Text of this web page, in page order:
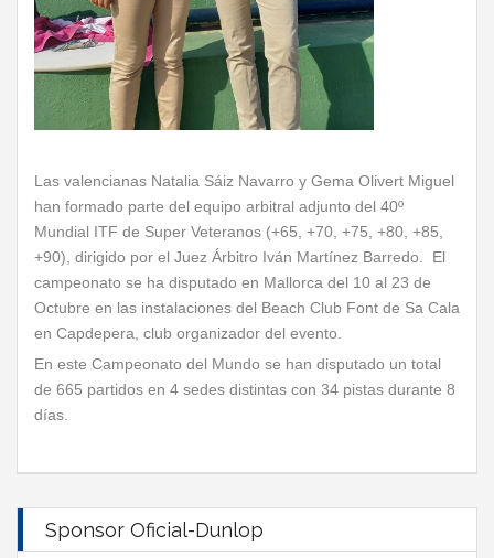
Las valencianas Natalia Sáiz Navarro y Gema Olivert Miguel
han formado parte del equipo arbitral adjunto del 40º
Mundial ITF de Super Veteranos (+65, +70, +75, +80, +85,
+90), dirigido por el Juez Árbitro Iván Martínez Barredo. El
campeonato se ha disputado en Mallorca del 10 al 23 de
Octubre en las instalaciones del Beach Club Font de Sa Cala
en Capdepera, club organizador del evento.
En este Campeonato del Mundo se han disputado un total
de 665 partidos en 4 sedes distintas con 34 pistas durante 8
días.
Sponsor Oficial-Dunlop